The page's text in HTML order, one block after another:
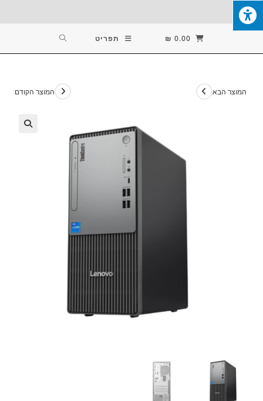
Skip
To
₪ 0.00 תפריט
המוצר הקודם המוצר הבא